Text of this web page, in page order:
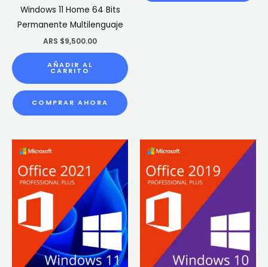
Windows 11 Home 64 Bits
Permanente Multilenguaje
ARS $9,500.00
AÑADIR AL
CARRITO
COMPRAR AHORA